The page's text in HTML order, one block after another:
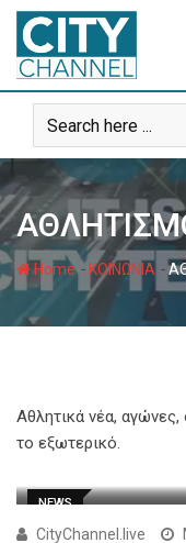
Skip
content
Home- ΚΟΙΝΩΝΙΑ -
Αθλητικά νέα,
το εξωτερικό.
NEWS
CityChannel.live